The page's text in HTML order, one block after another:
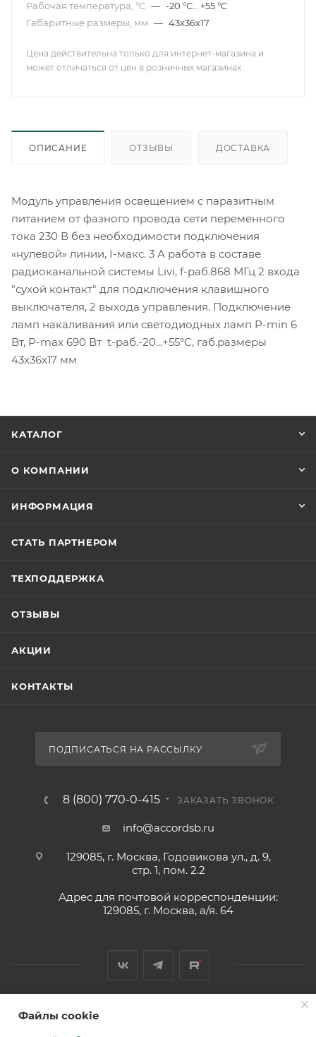
Рабочая температура, °С — -20 °С… +55 °C
Габаритные размеры, мм — 43х36х17
Цена действительна только для интернет-магазина и
может отличаться от цен в розничных магазинах .
ОПИСАНИЕ ОТЗЫВЫ ДОСТАВКА
Модуль управления освещением с паразитным
питанием от фазного провода сети переменного
тока 230 В без необходимости подключения
«нулевой» линии, I-макс. 3 А работа в составе
радиоканальной системы Livi, f-раб.868 МГц 2 входа
"сухой контакт" для подключения клавишного
выключателя, 2 выхода управления. Подключение
ламп накаливания или светодиодных ламп P-min 6
Вт, P-max 690 Вт t-раб.-20...+55°C, габ.размеры
43х36х17 мм
КАТАЛОГ
О КОМПАНИИ
ИНФОРМАЦИЯ
СТАТЬ ПАРТНЕРОМ
ТЕХПОДДЕРЖКА
ОТЗЫВЫ
АКЦИИ
КОНТАКТЫ
ПОДПИСАТЬСЯ НА РАССЫЛКУ
8 (800) 770-0-415 ЗАКАЗАТЬ ЗВОНОК
info@accordsb.ru
129085, г. Москва, Годовикова ул., д. 9,
стр. 1, пом. 2.2
Адрес для почтовой корреспонденции:
129085, г. Москва, а/я. 64
2026 © Обращаем Ваше внимание на то, что вся
информация, размещенная на сайте, носит
Файлы cookie